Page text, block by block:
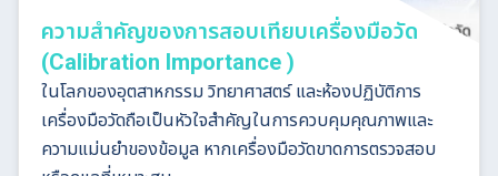
ความสำคัญของการสอบเทียบเครื่องมือวัด
(Calibration Importance )
ในโลกของอุตสาหกรรม วิทยาศาสตร์ และห้องปฏิบัติการ
เครื่องมือวัดถือเป็นหัวใจสำคัญในการควบคุมคุณภาพและ
ความแม่นยำของข้อมูล หากเครื่องมือวัดขาดการตรวจสอบ